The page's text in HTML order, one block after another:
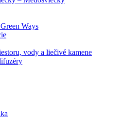
Ways
vody a liečivé kamene